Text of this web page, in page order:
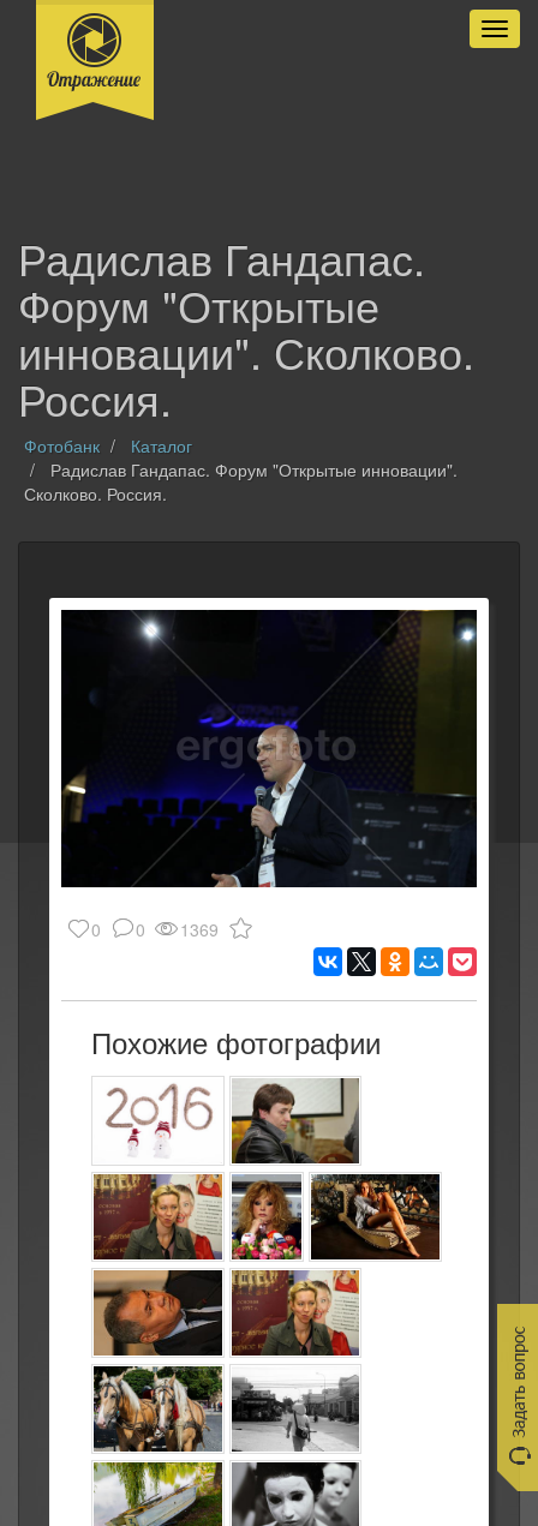
Радислав Гандапас.
Форум "Открытые
инновации". Сколково.
Россия.
Фотобанк
Каталог
Радислав Гандапас. Форум "Открытые инновации".
Сколково. Россия.
0 0 1369
Похожие фотографии